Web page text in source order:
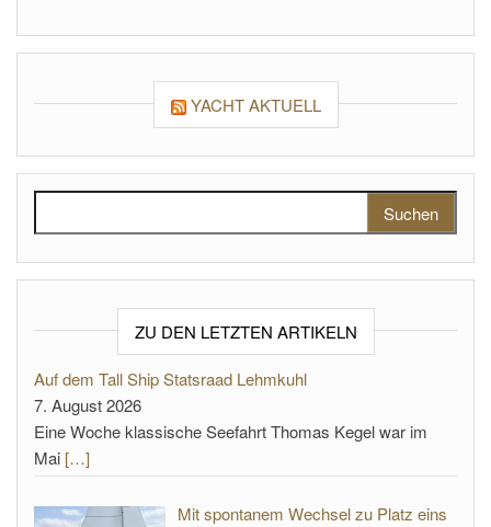
YACHT AKTUELL
ZU DEN LETZTEN ARTIKELN
Auf dem Tall Ship Statsraad Lehmkuhl
7. August 2026
Eine Woche klassische Seefahrt Thomas Kegel war im
Mai […]
Mit spontanem Wechsel zu Platz eins